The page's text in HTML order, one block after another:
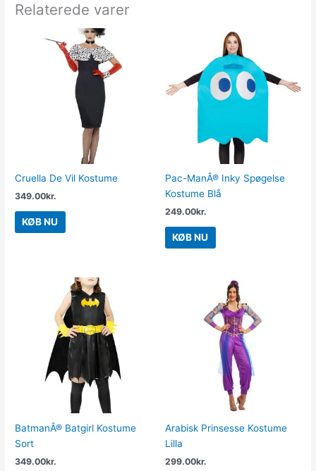
Relaterede varer
Cruella De Vil Kostume
349.00kr.
KØB NU
Pac-ManÂ® Inky Spøgelse
Kostume Blå
249.00kr.
KØB NU
BatmanÂ® Batgirl Kostume
Sort
349.00kr.
Arabisk Prinsesse Kostume
Lilla
299.00kr.